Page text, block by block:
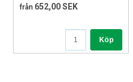
från 652,00 SEK
Köp